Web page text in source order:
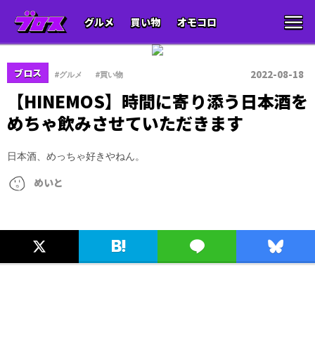
グルメ 買い物 オモコロ
ブロス #グルメ #買い物 2022-08-18
【HINEMOS】時間に寄り添う日本酒を
めちゃ飲みさせていただきます
日本酒、めっちゃ好きやねん。
めいと